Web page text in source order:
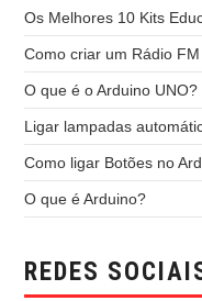
Os Melhores 10 Kits
Como criar um Rádio
O que é o Arduino UNO?
Ligar lampadas
Como ligar Botões no
O que é Arduino?
REDES